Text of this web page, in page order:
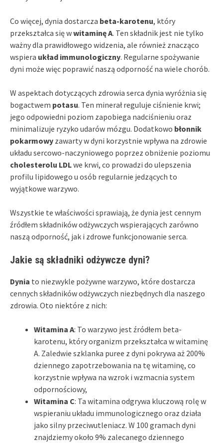
Co więcej, dynia dostarcza beta-karotenu, który
przekształca się wwitaminę A. Ten składnik jest nie tylko
ważny dla prawidłowego widzenia, ale również znacząco
wspiera układ immunologiczny. Regularne spożywanie
dyni może więc poprawić naszą odporność na wiele chorób.
W aspektach dotyczących zdrowia serca dynia wyróżnia się
bogactwem potasu. Ten minerał reguluje ciśnienie krwi;
jego odpowiedni poziom zapobiega nadciśnieniu oraz
minimalizuje ryzyko udarów mózgu. Dodatkowo błonnik
pokarmowy zawarty w dyni korzystnie wpływa na zdrowie
układu sercowo-naczyniowego poprzez obniżenie poziomu
cholesterolu LDLwe krwi, co prowadzi do ulepszenia
profilu lipidowego u osób regularnie jedzących to
wyjątkowe warzywo.
Wszystkie te właściwości sprawiają, że dynia jest cennym
źródłem składników odżywczych wspierających zarówno
naszą odporność, jak i zdrowe funkcjonowanie serca.
Jakie są składniki odżywcze dyni?
Dynia to niezwykle pożywne warzywo, które dostarcza
cennych składników odżywczych niezbędnych dla naszego
zdrowia. Oto niektóre z nich:
Witamina A: To warzywo jest źródłem beta-
karotenu, który organizm przekształca w witaminę
A. Zaledwie szklanka puree z dyni pokrywa aż 200%
dziennego zapotrzebowania na tę witaminę, co
korzystnie wpływa na wzrok i wzmacnia system
odpornościowy,
Witamina C: Ta witamina odgrywa kluczową rolę w
wspieraniu układu immunologicznego oraz działa
jako silny przeciwutleniacz. W 100 gramach dyni
znajdziemy około 9% zalecanego dziennego